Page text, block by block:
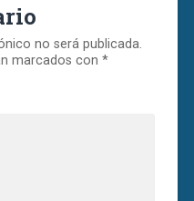
no será publicada.
marcados con *